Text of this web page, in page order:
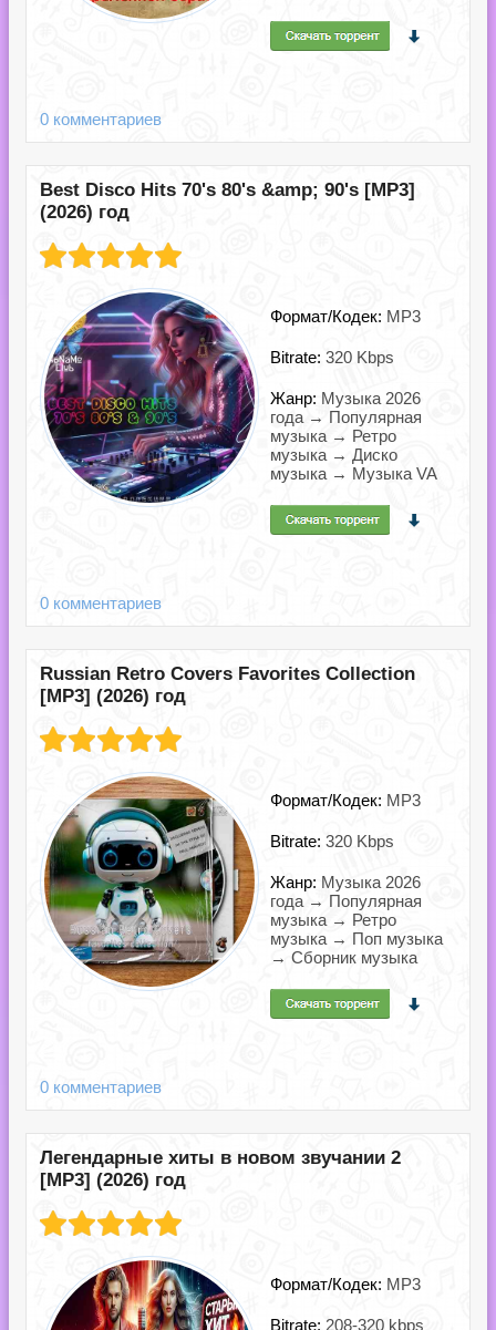
0 комментариев
Best Disco Hits 70's 80's &amp; 90's [MP3]
(2026) год
Формат/Кодек: MP3
Bitrate: 320 Kbps
Жанр: Музыка 2026
года → Популярная
музыка → Ретро
музыка → Диско
музыка → Музыка VA
0 комментариев
Russian Retro Covers Favorites Collection
[MP3] (2026) год
Формат/Кодек: MP3
Bitrate: 320 Kbps
Жанр: Музыка 2026
года → Популярная
музыка → Ретро
музыка → Поп музыка
→ Сборник музыка
0 комментариев
Легендарные хиты в новом звучании 2
[MP3] (2026) год
Формат/Кодек: MP3
Bitrate: 208-320 kbps